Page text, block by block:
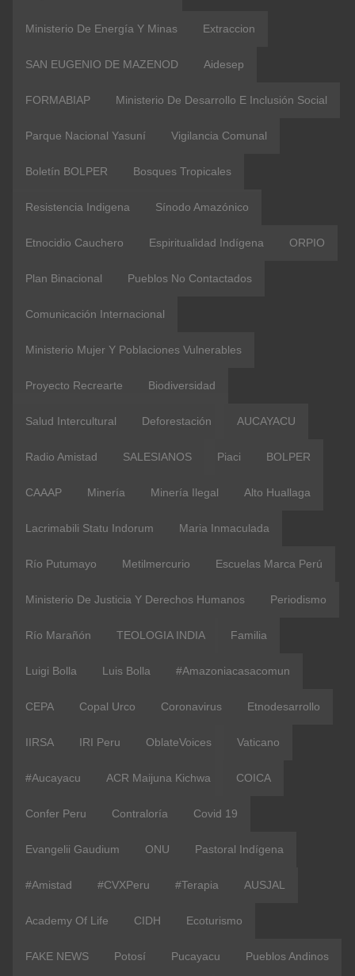
Ministerio De Energía Y Minas Extraccion
SAN EUGENIO DE MAZENOD Aidesep
FORMABIAP Ministerio De Desarrollo E Inclusión Social
Parque Nacional Yasuní Vigilancia Comunal
Boletín BOLPER Bosques Tropicales
Resistencia Indigena Sínodo Amazónico
Etnocidio Cauchero Espiritualidad Indígena ORPIO
Plan Binacional Pueblos No Contactados
Comunicación Internacional
Ministerio Mujer Y Poblaciones Vulnerables
Proyecto Recrearte Biodiversidad
Salud Intercultural Deforestación AUCAYACU
Radio Amistad SALESIANOS Piaci BOLPER
CAAAP Minería Minería Ilegal Alto Huallaga
Lacrimabili Statu Indorum Maria Inmaculada
Río Putumayo Metilmercurio Escuelas Marca Perú
Ministerio De Justicia Y Derechos Humanos Periodismo
Río Marañón TEOLOGIA INDIA Familia
Luigi Bolla Luis Bolla #amazoniacasacomun
CEPA Copal Urco Coronavirus Etnodesarrollo
IIRSA IRI Peru OblateVoices Vaticano
#Aucayacu ACR Maijuna Kichwa COICA
Confer Peru Contraloría Covid 19
Evangelii Gaudium ONU Pastoral Indígena
#Amistad #CVXPeru #terapia AUSJAL
Academy Of Life CIDH Ecoturismo
FAKE NEWS Potosí Pucayacu Pueblos Andinos